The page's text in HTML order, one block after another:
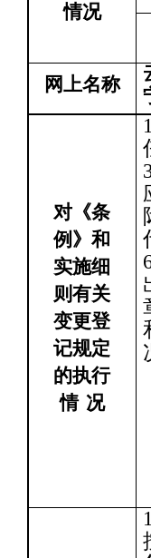
情况
网上名称
对《条
例》和
实施细
则有关
变更登
记规定
的执行
情 况